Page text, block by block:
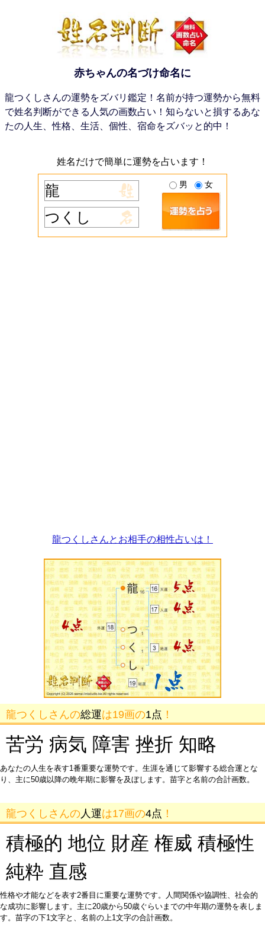
赤ちゃんの名づけ命名に
龍つくしさんの運勢をズバリ鑑定！名前が持つ運勢から無料
で姓名判断ができる人気の画数占い！知らないと損するあな
たの人生、性格、生活、個性、宿命をズバッと的中！
姓名だけで簡単に運勢を占います！
男 女
龍つくしさんとお相手の相性占いは！
龍つくしさんの総運は19画の1点 ！
苦労 病気 障害 挫折 知略
あなたの人生を表す1番重要な運勢です。生涯を通じて影響する総合運とな
り、主に50歳以降の晩年期に影響を及ぼします。苗字と名前の合計画数。
龍つくしさんの 人運は17画の4点 ！
積極的 地位 財産 権威 積極性
純粋 直感
性格や才能などを表す2番目に重要な運勢です。人間関係や協調性、社会的
な成功に影響します。主に20歳から50歳ぐらいまでの中年期の運勢を表しま
す。苗字の下1文字と、名前の上1文字の合計画数。